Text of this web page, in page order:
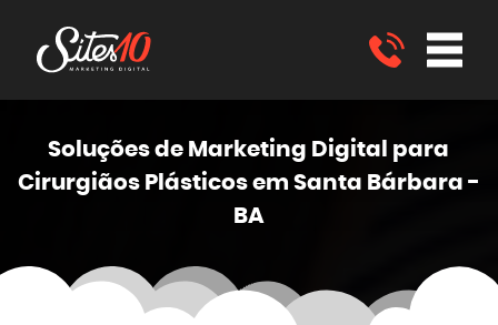
Soluções de Marketing Digital para
Cirurgiãos Plásticos em Santa Bárbara -
BA